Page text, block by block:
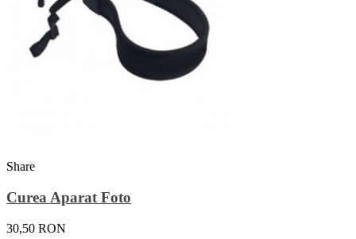
Share
Curea Aparat Foto
30,50 RON